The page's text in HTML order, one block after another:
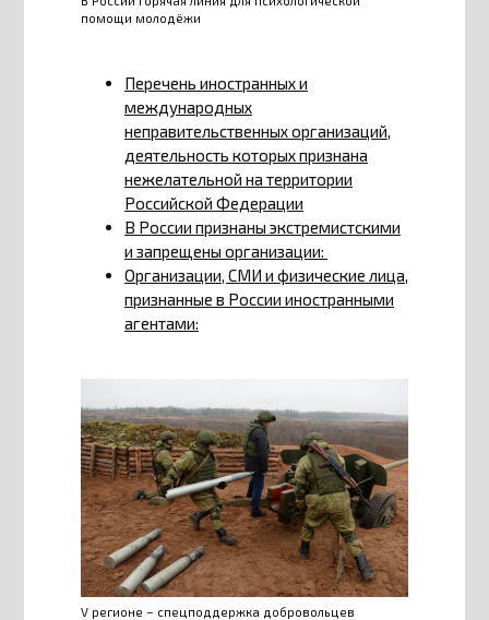
помощи молодёжи
Перечень иностранных и
международных
неправительственных организаций,
деятельность которых признана
нежелательной на территории
Российской Федерации
В России признаны экстремистскими
и запрещены организации:
Организации, СМИ и физические лица,
признанные в России иностранными
агентами:
V регионе – спецподдержка добровольцев